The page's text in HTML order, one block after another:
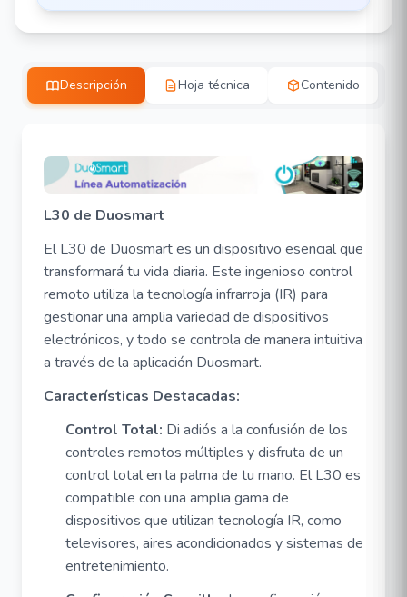
Descripción Hoja técnica Contenido
L30 de Duosmart
El L30 de Duosmart es un dispositivo esencial que
transformará tu vida diaria. Este ingenioso control
remoto utiliza la tecnología infrarroja (IR) para
gestionar una amplia variedad de dispositivos
electrónicos, y todo se controla de manera intuitiva
a través de la aplicación Duosmart.
Características Destacadas:
Control Total: Di adiós a la confusión de los
controles remotos múltiples y disfruta de un
control total en la palma de tu mano. El L30 es
compatible con una amplia gama de
dispositivos que utilizan tecnología IR, como
televisores, aires acondicionados y sistemas de
entretenimiento.